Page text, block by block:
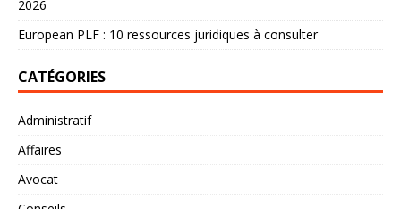
2026
European PLF : 10 ressources juridiques à consulter
CATÉGORIES
Administratif
Affaires
Avocat